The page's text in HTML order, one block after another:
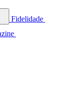
Fidelidade